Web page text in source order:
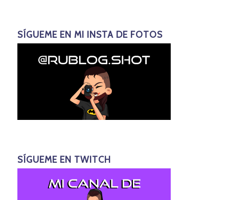
SÍGUEME EN MI INSTA DE FOTOS
SÍGUEME EN TWITCH